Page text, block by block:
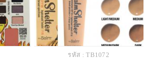
รหัส : TB1072